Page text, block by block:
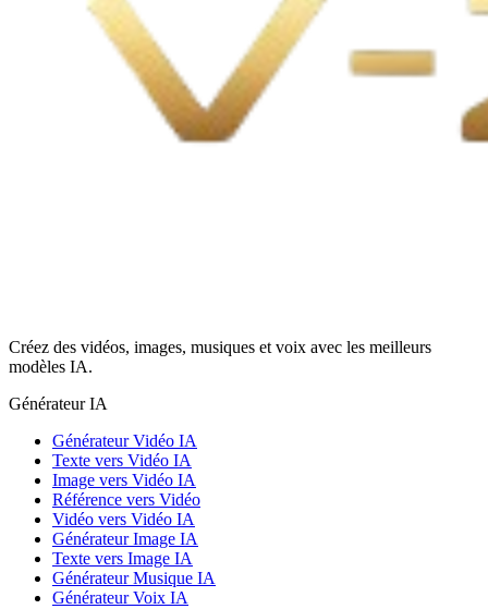
Créez des vidéos, images, musiques et voix avec les meilleurs
modèles IA.
Générateur IA
Générateur Vidéo IA
Texte vers Vidéo IA
Image vers Vidéo IA
Référence vers Vidéo
Vidéo vers Vidéo IA
Générateur Image IA
Texte vers Image IA
Générateur Musique IA
Générateur Voix IA